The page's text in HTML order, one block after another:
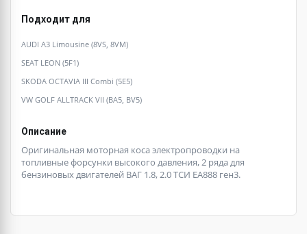
Подходит для
AUDI A3 Limousine (8VS, 8VM)
SEAT LEON (5F1)
SKODA OCTAVIA III Combi (5E5)
VW GOLF ALLTRACK VII (BA5, BV5)
Описание
Оригинальная моторная коса электропроводки на
топливные форсунки высокого давления, 2 ряда для
бензиновых двигателей ВАГ 1.8, 2.0 ТСИ ЕА888 ген3.